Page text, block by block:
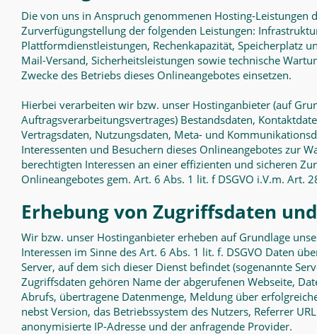
Die von uns in Anspruch genommenen Hosting-Leistungen
Zurverfügungstellung der folgenden Leistungen:
Plattformdienstleistungen, Rechenkapazität, Speicherplatz
Mail-Versand, Sicherheitsleistungen sowie technische
Zwecke des Betriebs dieses Onlineangebotes einsetzen.
Hierbei verarbeiten wir bzw. unser Hostinganbieter (auf
Auftragsverarbeitungsvertrages) Bestandsdaten,
Vertragsdaten, Nutzungsdaten, Meta- und
Interessenten und Besuchern dieses Onlineangebotes zur
berechtigten Interessen an einer effizienten und sicheren
Onlineangebotes gem. Art. 6 Abs. 1 lit. f DSGVO i.V.m. Art.
Erhebung von Zugriffsdaten
Wir bzw. unser Hostinganbieter erheben auf Grundlage
Interessen im Sinne des Art. 6 Abs. 1 lit. f. DSGVO Daten
Server, auf dem sich dieser Dienst befindet (sogenannte
Zugriffsdaten gehören Name der abgerufenen Webseite,
Abrufs, übertragene Datenmenge, Meldung über
nebst Version, das Betriebssystem des Nutzers, Referrer
anonymisierte IP-Adresse und der anfragende Provider.